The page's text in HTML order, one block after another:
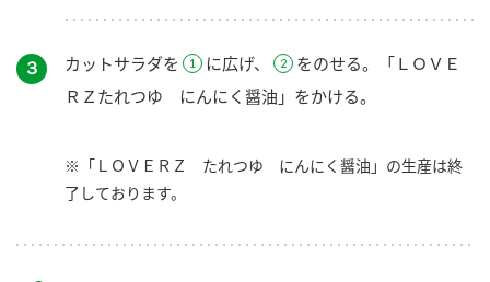
３ カットサラダを に広げ、
をのせる。「ＬＯＶＥ
ＲＺたれつゆ にんにく醤油」をかける。
※「ＬＯＶＥＲＺ たれつゆ にんにく醤油」の生産は終
了しております。